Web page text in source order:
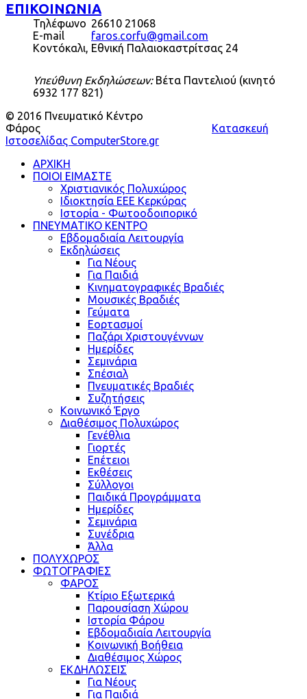
ΕΠΙΚΟΙΝΩΝΙΑ
Τηλέφωνο 26610 21068
E-mail
faros.corfu@gmail.com
Κοντόκαλι, Εθνική Παλαιοκαστρίτσας 24
Υπεύθυνη Εκδηλώσεων:Βέτα Παντελιού (κινητό
6932 177 821)
© 2016 Πνευματικό Κέντρο
Φάρος
Κατασκευή
Ιστοσελίδας ComputerStore.gr
ΑΡΧΙΚΗ
ΠΟΙΟΙ ΕΙΜΑΣΤΕ
Χριστιανικός Πολυχώρος
Ιδιοκτησία ΕΕΕ Κερκύρας
Ιστορία - Φωτοοδοιπορικό
ΠΝΕΥΜΑΤΙΚΟ ΚΕΝΤΡΟ
Εβδομαδιαία Λειτουργία
Εκδηλώσεις
Για Νέους
Για Παιδιά
Κινηματογραφικές Βραδιές
Μουσικές Βραδιές
Γεύματα
Εορτασμοί
Παζάρι Χριστουγέννων
Ημερίδες
Σεμινάρια
Σπέσιαλ
Πνευματικές Βραδιές
Συζητήσεις
Κοινωνικό Έργο
Διαθέσιμος Πολυχώρος
Γενέθλια
Γιορτές
Επέτειοι
Εκθέσεις
Σύλλογοι
Παιδικά Προγράμματα
Ημερίδες
Σεμινάρια
Συνέδρια
Άλλα
ΠΟΛΥΧΩΡΟΣ
ΦΩΤΟΓΡΑΦΙΕΣ
ΦΑΡΟΣ
Κτίριο Εξωτερικά
Παρουσίαση Χώρου
Ιστορία Φάρου
Εβδομαδιαία Λειτουργία
Κοινωνική Βοήθεια
Διαθέσιμος Χώρος
ΕΚΔΗΛΩΣΕΙΣ
Για Νέους
Για Παιδιά